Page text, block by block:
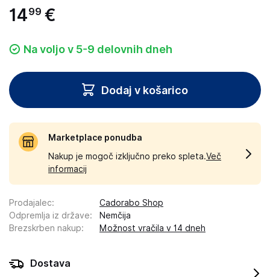
1499 €
Na voljo v 5-9 delovnih dneh
Dodaj v košarico
Marketplace ponudba
Nakup je mogoč izključno preko spleta.Več
informacij
Prodajalec:
Cadorabo Shop
Odpremlja iz države:
Nemčija
Brezskrben nakup: Možnost vračila v 14 dneh
Dostava